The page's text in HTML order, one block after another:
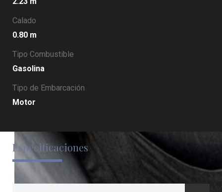
Calado
0.80 m
Tipo Combustible
Gasolina
Tipo de Embarcación
Motor
Especificaciones